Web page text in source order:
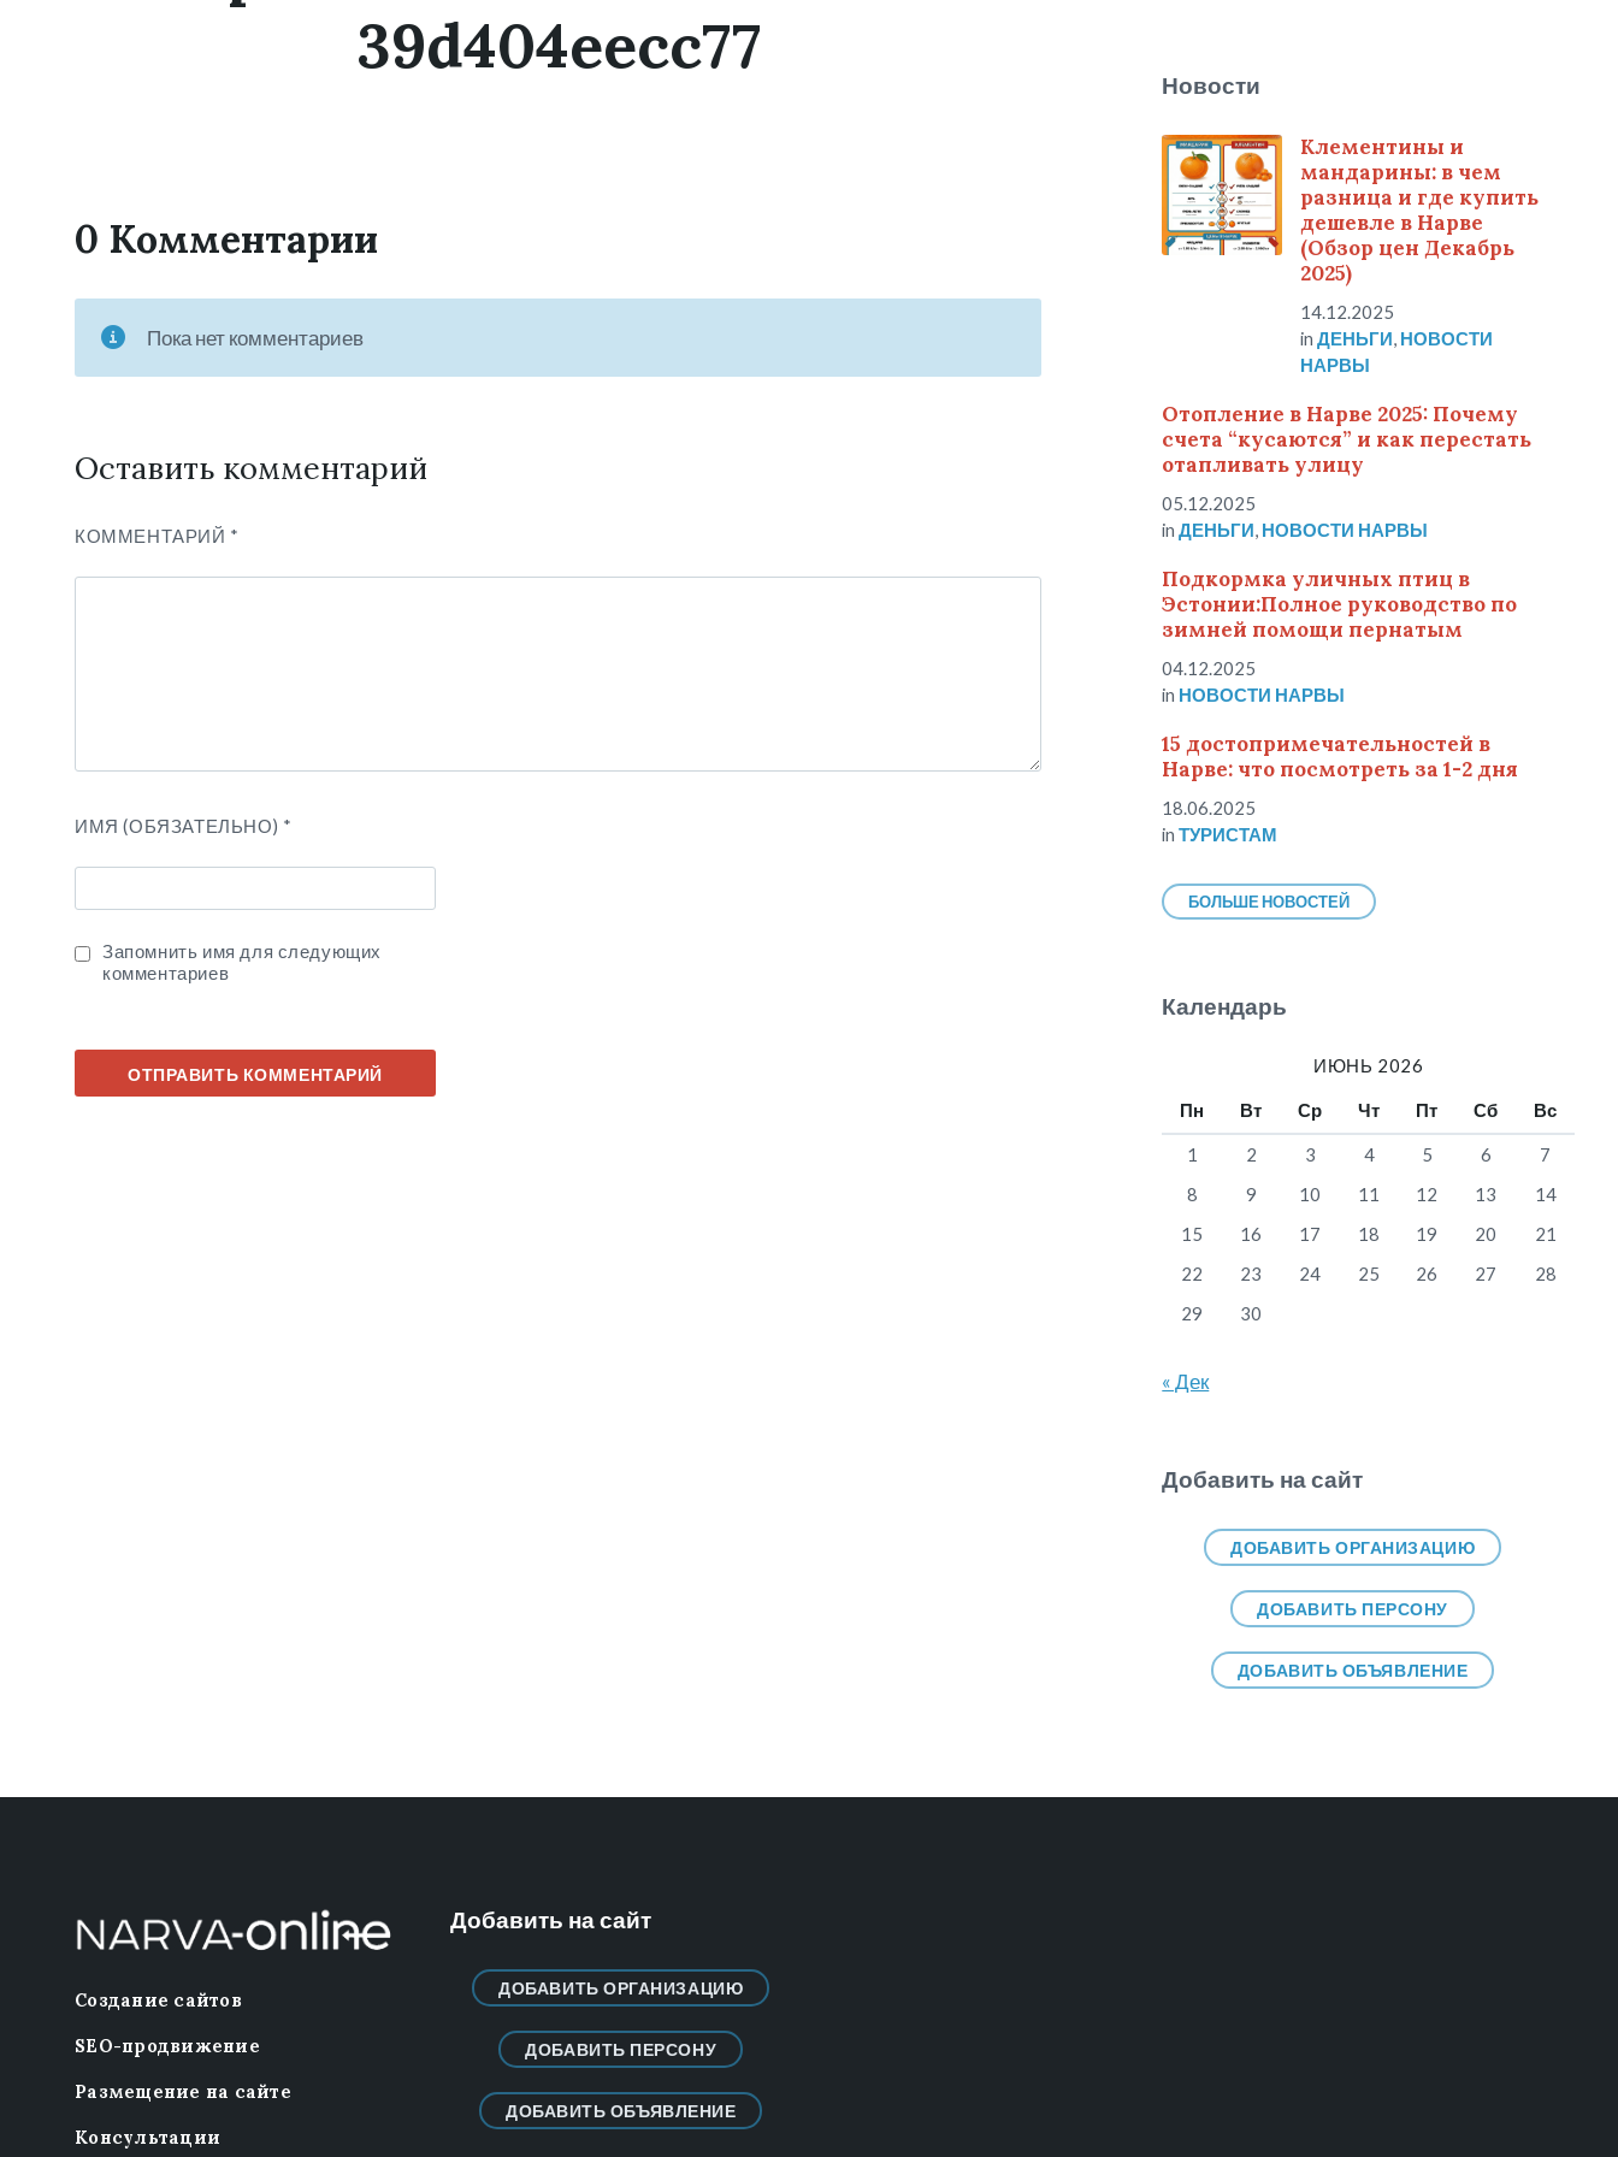
39d404eecc77
0 Комментарии
Пока нет комментариев
Оставить комментарий
КОММЕНТАРИЙ *
ИМЯ (ОБЯЗАТЕЛЬНО) *
Запомнить имя для следующих
комментариев
Новости
Клементины и
мандарины: в чем
разница и где купить
дешевле в Нарве
(Обзор цен Декабрь
2025)
14.12.2025
inДЕНЬГИ, НОВОСТИ
НАРВЫ
Отопление в Нарве 2025: Почему
счета “кусаются” и как перестать
отапливать улицу
05.12.2025
inДЕНЬГИ, НОВОСТИ НАРВЫ
Подкормка уличных птиц в
Эстонии:Полное руководство по
зимней помощи пернатым
04.12.2025
in НОВОСТИ НАРВЫ
15 достопримечательностей в
Нарве: что посмотреть за 1-2 дня
18.06.2025
inТУРИСТАМ
БОЛЬШЕ НОВОСТЕЙ
Календарь
ИЮНЬ 2026
Пн Вт Ср Чт Пт Сб Вс
1 2 3 4 5 6
7
8
9 10 11 12 13
14
15
16 17 18 19 20
21
22
23 24 25 26 27
28
29
30
« Дек
Добавить на сайт
ДОБАВИТЬ ОРГАНИЗАЦИЮ
ДОБАВИТЬ ПЕРСОНУ
ДОБАВИТЬ ОБЪЯВЛЕНИЕ
Создание сайтов
SEO-продвижение
Размещение на сайте
Консультации
Добавить на сайт
ДОБАВИТЬ ОРГАНИЗАЦИЮ
ДОБАВИТЬ ПЕРСОНУ
ДОБАВИТЬ ОБЪЯВЛЕНИЕ